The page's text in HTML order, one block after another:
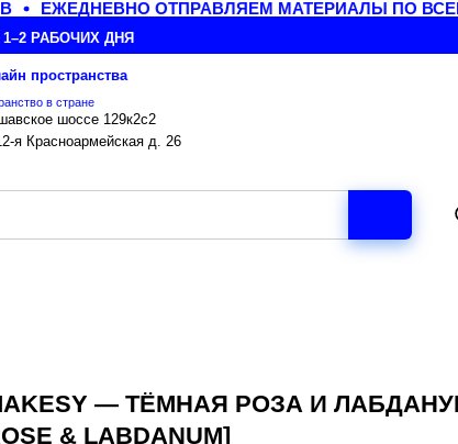
ЕЖЕДНЕВНО ОТПРАВЛЯЕМ МАТЕРИАЛЫ ПО ВСЕЙ
РАБОЧИХ ДНЯ
пространства
в стране
шоссе 129к2с2
я Красноармейская д. 26
— ТЁМНАЯ РОЗА И
& LABDANUM]